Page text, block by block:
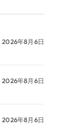
2026年8月6日
2026年8月6日
2026年8月6日